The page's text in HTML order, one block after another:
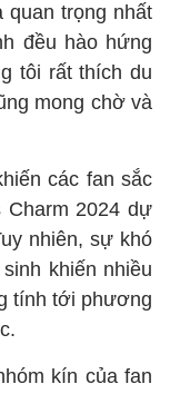
quan trọng nhất
đều hào hứng
tôi rất thích du
mong chờ và
các fan sắc
2024 dự
nhiên, sự khó
khiến nhiều
tính tới phương
kín của fan